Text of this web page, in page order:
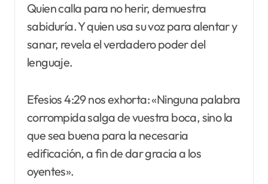
Quien calla para no herir, demuestra
sabiduría. Y quien usa su voz para alentar y
sanar, revela el verdadero poder del
lenguaje.
Efesios 4:29 nos exhorta: «Ninguna palabra
corrompida salga de vuestra boca, sino la
que sea buena para la necesaria
edificación, a fin de dar gracia a los
oyentes».